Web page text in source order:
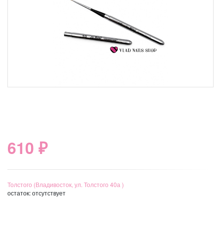
610 ₽
Толстого (Владивосток, ул. Толстого 40а )
остаток:отсутствует